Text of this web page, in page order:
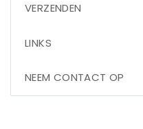
VERZENDEN
LINKS
NEEM CONTACT OP